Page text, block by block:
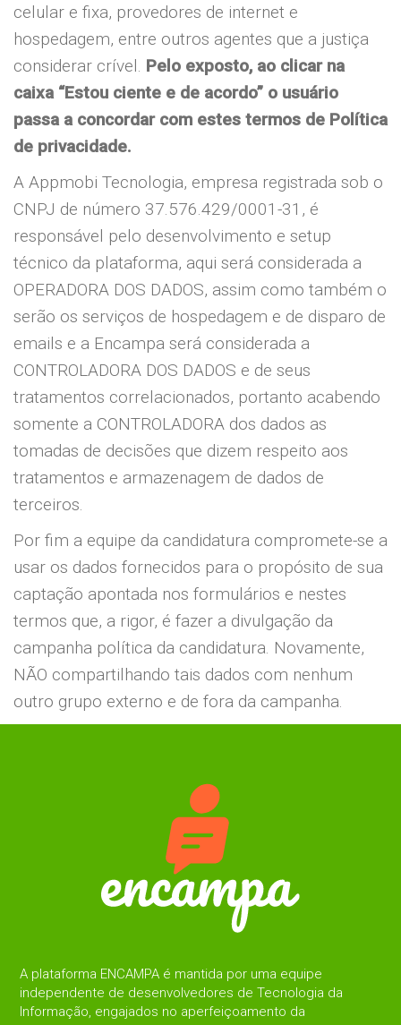
celular e fixa, provedores de internet e
hospedagem, entre outros agentes que a justiça
considerar crível. Pelo exposto, ao clicar na
caixa “Estou ciente e de acordo” o usuário
passa a concordar com estes termos de Política
de privacidade.
A Appmobi Tecnologia, empresa registrada sob o
CNPJ de número 37.576.429/0001-31, é
responsável pelo desenvolvimento e setup
técnico da plataforma, aqui será considerada a
OPERADORA DOS DADOS, assim como também o
serão os serviços de hospedagem e de disparo de
emails e a Encampa será considerada a
CONTROLADORA DOS DADOS e de seus
tratamentos correlacionados, portanto acabendo
somente a CONTROLADORA dos dados as
tomadas de decisões que dizem respeito aos
tratamentos e armazenagem de dados de
terceiros.
Por fim a equipe da candidatura compromete-se a
usar os dados fornecidos para o propósito de sua
captação apontada nos formulários e nestes
termos que, a rigor, é fazer a divulgação da
campanha política da candidatura. Novamente,
NÃO compartilhando tais dados com nenhum
outro grupo externo e de fora da campanha.
A plataforma ENCAMPA é mantida por uma equipe
independente de desenvolvedores de Tecnologia da
Informação, engajados no aperfeiçoamento da